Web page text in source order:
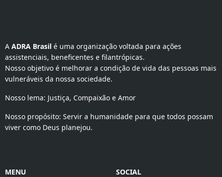
A ADRA Brasil é uma organização voltada para ações
assistenciais, beneficentes e filantrópicas.
Nosso objetivo é melhorar a condição de vida das pessoas mais
vulneráveis da nossa sociedade.
Nosso lema: Justiça, Compaixão e Amor
Nosso propósito: Servir a humanidade para que todos possam
viver como Deus planejou.
MENU SOCIAL